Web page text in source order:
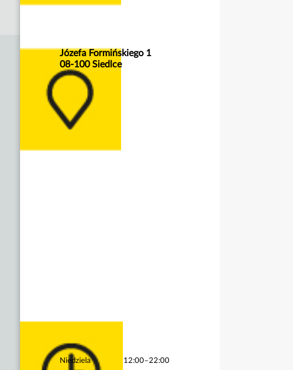
Józefa Formińskiego 1
08-100 Siedlce
Niedziela 12:00–22:00